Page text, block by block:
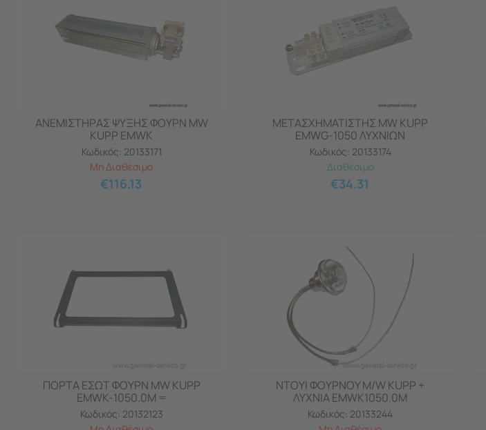
ΑΝΕΜΙΣΤΗΡΑΣ ΨΥΞΗΣ ΦΟΥΡΝ MW
KUPP EMWK
Κωδικός: 20133171
Μη Διαθέσιμο
€116.13
ΜΕΤΑΣΧΗΜΑΤΙΣΤΗΣ MW KUPP
EMWG-1050 ΛΥΧΝΙΩΝ
Κωδικός: 20133174
Διαθέσιμο
€34.31
ΠΟΡΤΑ ΕΣΩΤ ΦΟΥΡΝ MW KUPP
EMWK-1050.0M =
Κωδικός: 20132123
ΝΤΟΥΙ ΦΟΥΡΝΟΥ M/W KUPP +
ΛΥΧΝΙΑ EMWK1050.0M
Κωδικός: 20133244